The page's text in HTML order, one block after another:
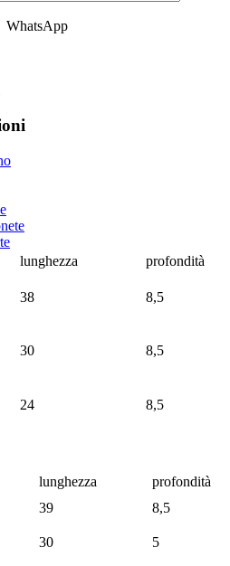
WhatsApp
lunghezza profondità
38 8,5
30 8,5
24 8,5
lunghezza
profondità
39 8,5
30 5